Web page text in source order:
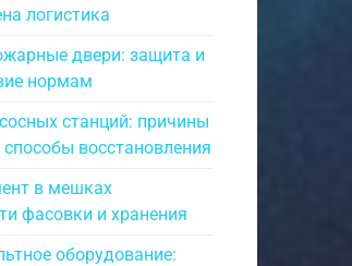
логистика
двери: защита и
нормам
станций: причины
восстановления
в мешках
фасовки и хранения
оборудование: